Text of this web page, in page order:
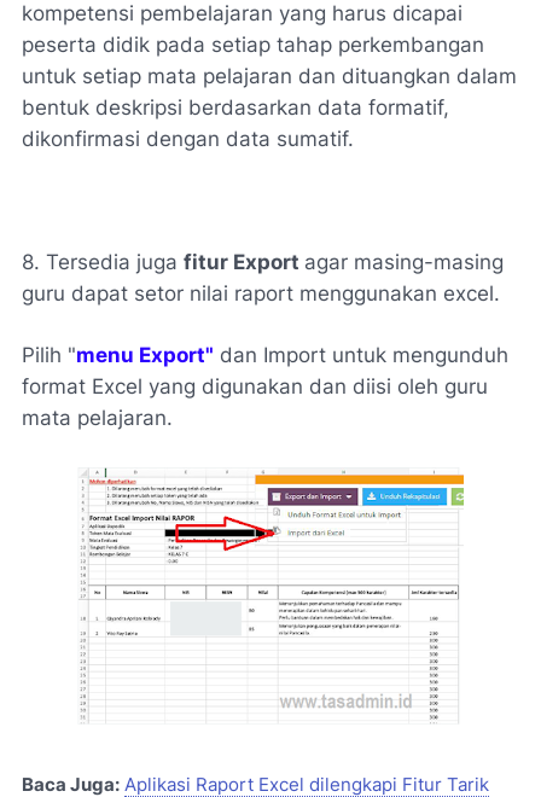
kompetensi pembelajaran yang harus dicapai
peserta didik pada setiap tahap perkembangan
untuk setiap mata pelajaran dan dituangkan dalam
bentuk deskripsi berdasarkan data formatif,
dikonfirmasi dengan data sumatif.
8. Tersedia juga fitur Export agar masing-masing
guru dapat setor nilai raport menggunakan excel.
Pilih "menu Export" dan Import untuk mengunduh
format Excel yang digunakan dan diisi oleh guru
mata pelajaran.
Baca Juga: Aplikasi Raport Excel dilengkapi Fitur Tarik